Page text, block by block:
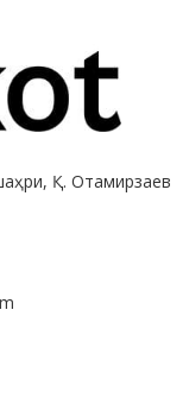
Қ. Отамирзаев